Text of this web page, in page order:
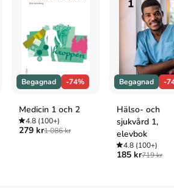
Begagnad -74%
Medicin 1 och 2
4.8 (100+)
279 kr1 086 kr
Begagnad -
Hälso- och
sjukvård 1,
elevbok
4.8 (100+)
185 kr719 kr